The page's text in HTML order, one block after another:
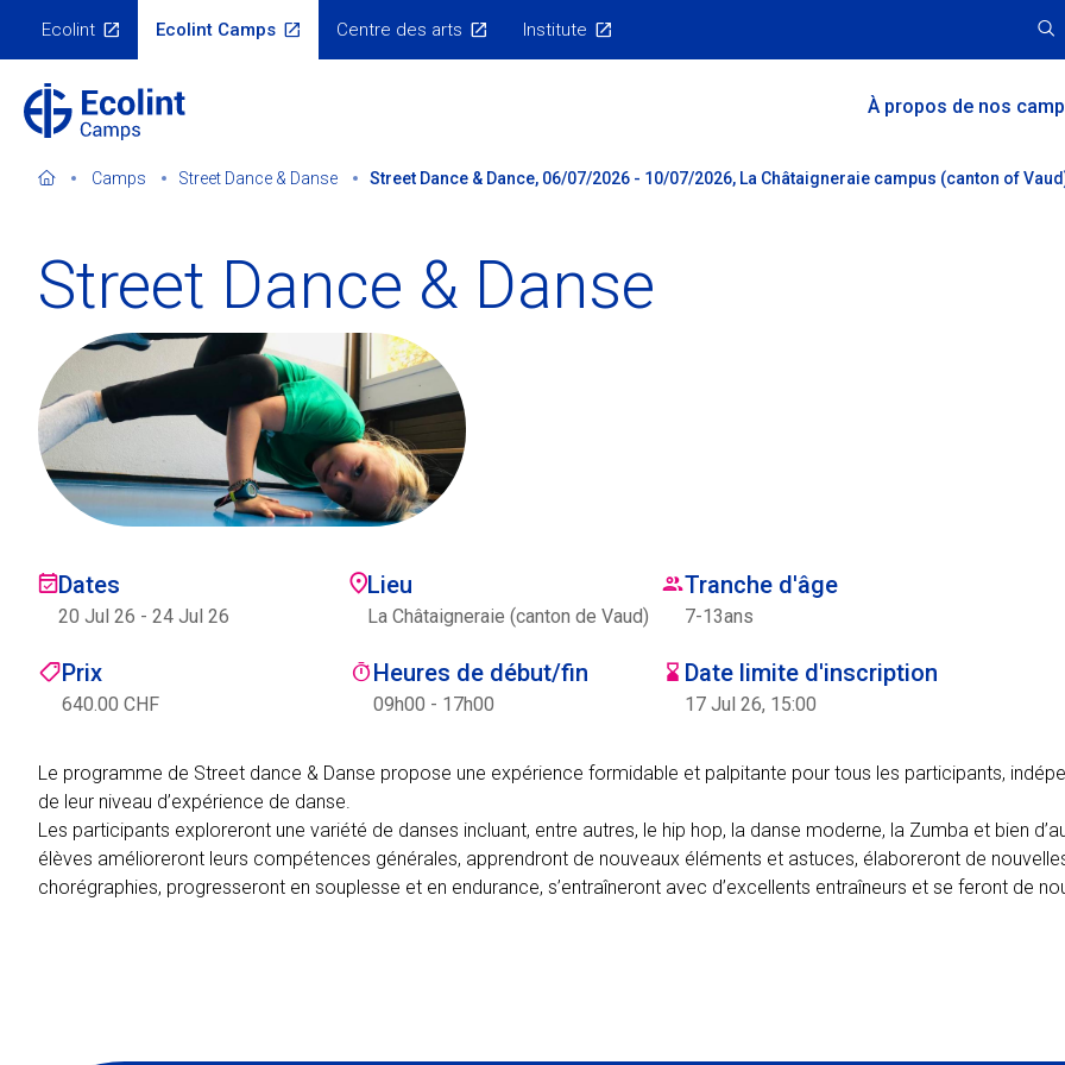
content
Menu
Ecolint Ecolint Camps Centre des arts Institute
MainÀ propos de nos
Camps Street Dance & Danse Street Dance & Dance, 06/07/2026 - 10/07/2026, La Châtaigneraie campus (canton of
Street Dance & Danse
Dates
20 Jul 26 - 24 Jul 26
Lieu
La Châtaigneraie (canton de Vaud)
Tranche d'âge
7-13ans
Prix
640.00 CHF
Heures de début/fin
09h00 - 17h00
Date limite d'inscription
17 Jul 26, 15:00
Le programme de Street dance & Danse propose une expérience formidable et palpitante pour tous les participants,
de leur niveau d’expérience de danse.
Les participants exploreront une variété de danses incluant, entre autres, le hip hop, la danse moderne, la Zumba et bien
élèves amélioreront leurs compétences générales, apprendront de nouveaux éléments et astuces, élaboreront de
chorégraphies, progresseront en souplesse et en endurance, s’entraîneront avec d’excellents entraîneurs et se feront de